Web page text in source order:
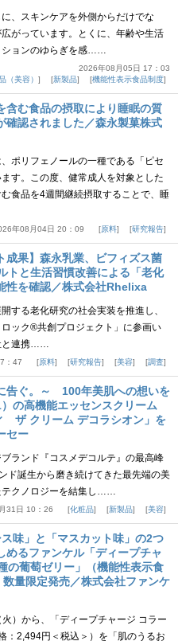
、スキンケアを外側からだけでな
がっています。とくに、年齢や生活
ョンのゆらぎを感……
2026年08月05日 17：03
（美容） 新製品 機能性表示食品制度
含む食品の摂取により睡眠の質
確認されました／森永製菓株式
ポリフェノールの一種である「ピセ
す。この度、健常成人を対象とした
食品を4週間継続摂取することで、睡
年08月04日 20：09 原料 研究報告
成果】森永乳業、ビフィズス菌
トと生活習慣改善による「老化
性を確認／株式会社Rhelixa
する老化研究の社会実装を推進し、
ック®共創プロジェクト」に参画い
と連携……
：47 原料 研究報告 美容 調査
告ぐ。～ 100年美肌への想いを
の高機能エッセンスクリーム
ザ クリーム デコラシオン」を
セー
ランド『コスメデコルテ』の最高峰
ド誕生から磨き続けてきた最先端の美
クノロジーを結集し……
31日 10：26 化粧品 新製品 美容
味」と「マスカット味」の2つ
めるファンケル「ディープチャ
の葡萄ゼリー」（機能性表示食
量限定発売／株式会社ファンケ
）から、「ディープチャージ コラー
：2,494円＜税込＞）を「肌のうるお